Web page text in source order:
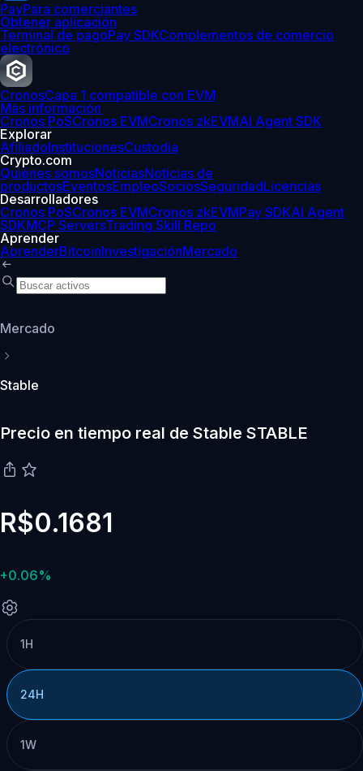
PayPara comerciantes
Obtener aplicación
Terminal de pagoPay SDKComplementos de comercio
electrónico
CronosCapa 1 compatible con EVM
Más información
Cronos PoSCronos EVMCronos zkEVMAI Agent SDK
Explorar
AfiliadoInstitucionesCustodia
Crypto.com
Quiénes somosNoticiasNoticias de
productosEventosEmpleoSociosSeguridadLicencias
Desarrolladores
Cronos PoSCronos EVMCronos zkEVMPay SDKAI Agent
SDKMCP ServersTrading Skill Repo
Aprender
AprenderBitcoinInvestigaciónMercado
Mercado
Stable
Precio en tiempo real de Stable STABLE
R$0.1681
+0.06%
1H
24H
1W